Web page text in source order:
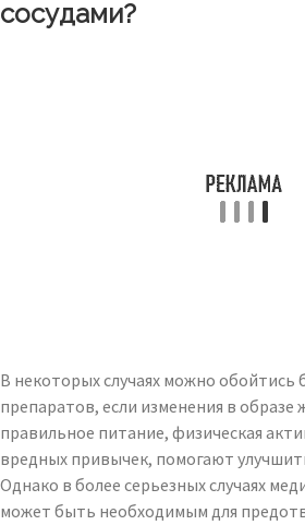
сосудами?
В некоторых случаях можно обойтись
препаратов, если изменения в образе
правильное питание, физическая
вредных привычек, помогают
Однако в более серьезных случаях
может быть необходимым для